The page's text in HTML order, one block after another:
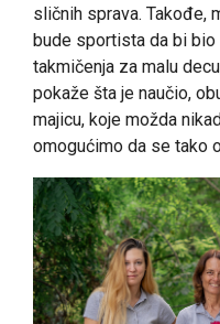
sličnih sprava. Takođe,
bude sportista da bi
takmičenja za malu
pokaže šta je naučio,
majicu, koje možda
omogućimo da se tako